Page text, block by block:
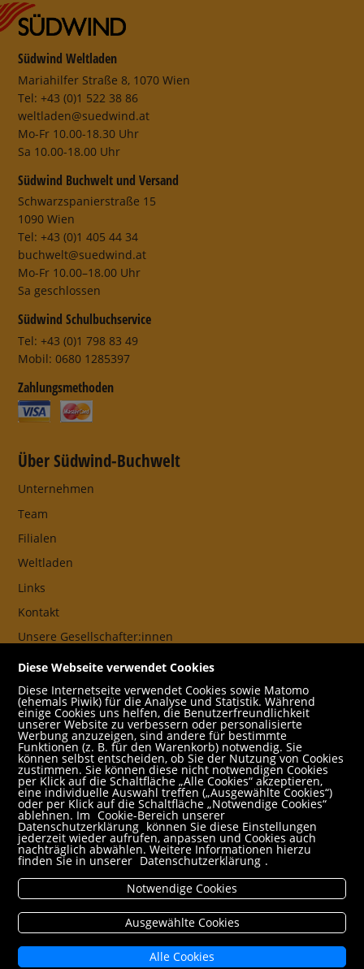
Südwind Weltladen
Mariahilfer Straße 8, 1070 Wien
Tel: +43 (0)1 522 38 86
weltladen@suedwind.at
Mo-Fr 10.00-18.30 Uhr
Sa 10.00-18.00 Uhr
Südwind Buchwelt und Versand
Schwarzspanierstraße 15
1090 Wien
Tel: +43 (0)1 405 44 34
buchwelt@suedwind.at
Mo-Fr 10.00–18.00 Uhr
Sa geschlossen
Südwind Schulbuchservice
Tel: +43 (0)1 798 83 49
Mobil: 0680 1285397
Zahlungsmethoden
Über Südwind-Buchwelt
Unternehmen
Team
Filialen
Weltladen
Links
Kontakt
Unsere Gesellschafter:innen
AGB
Impressum
Datenschutz- und Cookieerklärung
Freund:innen
Service
Jobs
Newsletter abonnieren
Schulbuchservice
Rund um den Einkauf
Versandbedingungen
Filialabholung
Erweiterte Suche
Diese Webseite verwendet Cookies
Diese Internetseite verwendet Cookies sowie Matomo
(ehemals Piwik) für die Analyse und Statistik. Während
einige Cookies uns helfen, die Benutzerfreundlichkeit
unserer Website zu verbessern oder personalisierte
Werbung anzuzeigen, sind andere für bestimmte
Funktionen (z. B. für den Warenkorb) notwendig. Sie
können selbst entscheiden, ob Sie der Nutzung von Cookies
zustimmen. Sie können diese nicht notwendigen Cookies
per Klick auf die Schaltfläche „Alle Cookies“ akzeptieren,
eine individuelle Auswahl treffen („Ausgewählte Cookies“)
oder per Klick auf die Schaltfläche „Notwendige Cookies“
ablehnen. Im Cookie-Bereich unserer
Datenschutzerklärung können Sie diese Einstellungen
jederzeit wieder aufrufen, anpassen und Cookies auch
nachträglich abwählen. Weitere Informationen hierzu
finden Sie in unserer Datenschutzerklärung .
Notwendige Cookies
Ausgewählte Cookies
Alle Cookies